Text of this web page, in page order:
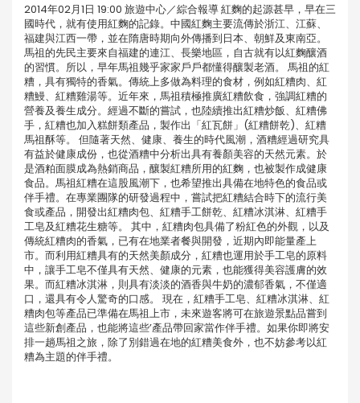
2014年02月1日 19:00 旅遊中心／綜合報導 紅麴的起源甚早，早在三
國時代，就有使用紅麴的記錄。中國紅麴主要流傳於浙江、江蘇、
福建與江西一帶，並在隋唐時期向外傳播到日本、朝鮮及東南亞。
馬祖的先民主要來自福建的連江、長樂地區，自古就有以紅麴釀酒
的習慣。所以，早年馬祖幾乎家家戶戶都懂得釀製老酒。 馬祖的紅
糟，具有獨特的香氣。傳統上多做為料理的食材，例如紅糟肉、紅
糟鰻、紅糟雞湯等。近年來，馬祖積極推廣紅糟飲食，強調紅糟的
營養及養生成分。經過不斷的嘗試，也陸續推出紅糟炒飯、紅糟佛
手，紅糟也加入糕餅類產品，製作出「紅瓦餅」(紅糟餅乾)、紅糟
馬祖酥等。 但隨著天然、健康、養生的時代風潮，酒糟經過研究具
有益於健康成份，也從酒糟中分析出具有養顏美容的天然元素。於
是酒粕面膜成為熱銷商品，釀製紅糟所用的紅麴，也被製作成健康
食品。馬祖紅糟在這股風潮下，也希望推出具備在地特色的食品或
伴手禮。在專業團隊的研發過程中，嘗試把紅糟結合時下的流行美
食或產品，開發出紅糟肉包、紅糟手工餅乾、紅糟冰淇淋、紅糟手
工皂及紅糟花生糖等。 其中，紅糟肉包具備了粉紅色的外觀，以及
傳統紅糟肉的香氣，已有在地業者餐與開發，近期內即能量產上
市。而利用紅糟具有的天然美顏成分，紅糟也運用於手工皂的原料
中，讓手工皂不僅具有天然、健康的元素，也能獲得美容護膚的效
果。而紅糟冰淇淋，則具有淡淡的酒香與牛奶的濃郁香氣，不僅適
口，還具有令人驚奇的口感。 現在，紅糟手工皂、紅糟冰淇淋、紅
糟肉包等產品已準備在馬祖上市，未來遊客將可在旅遊景點品嘗到
這些新創產品，也能將這些’產品帶回家當作伴手禮。如果你即將安
排一趟馬祖之旅，除了別錯過在地的紅糟美食外，也不妨參考以紅
糟為主題的伴手禮。